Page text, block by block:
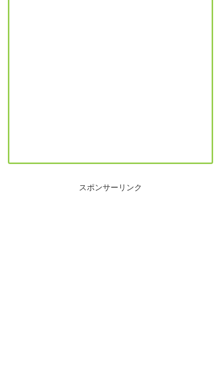
スポンサーリンク